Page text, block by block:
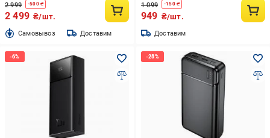
2 999 -500₴
2 499 ₴/шт.
Cамовывоз Доставим
1 099 -150₴
949 ₴/шт.
Доставим